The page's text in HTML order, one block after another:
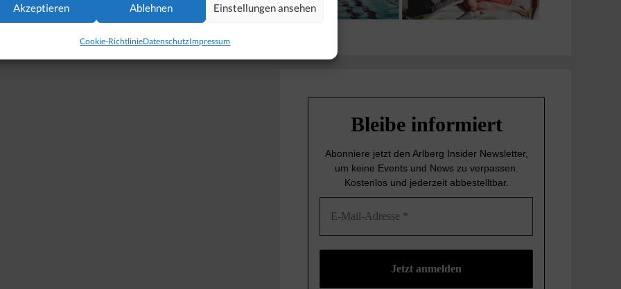
Akzeptieren Ablehnen Einstellungen ansehen
Cookie-RichtlinieDatenschutzImpressum
Bleibe informiert
Abonniere jetzt den Arlberg Insider Newsletter,
um keine Events und Newszu verpassen.
Kostenlos und jederzeit abbestelltbar.